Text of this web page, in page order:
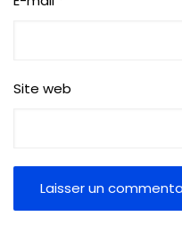
Site web